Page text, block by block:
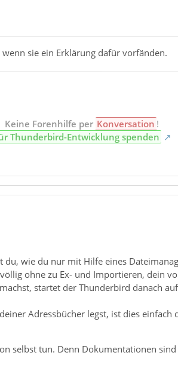
sie ein Erklärung dafür vorfänden.
Keine Forenhilfe per Konversation !
Thunderbird-Entwicklung spenden
du, wie du nur mit Hilfe eines
ohne zu Ex- und Importieren, dein
startet der Thunderbird danach
Adressbücher legst, ist dies
selbst tun. Denn Dokumentationen